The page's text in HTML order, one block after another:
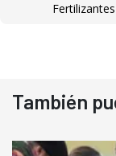
Fertilizantes
También